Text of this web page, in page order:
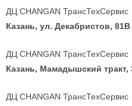
ДЦ CHANGAN ТрансТехСервис
Казань, ул. Декабристов, 81В
ДЦ CHANGAN ТрансТехСервис
Казань, Мамадышский тракт,
ДЦ CHANGAN ТрансТехСервис